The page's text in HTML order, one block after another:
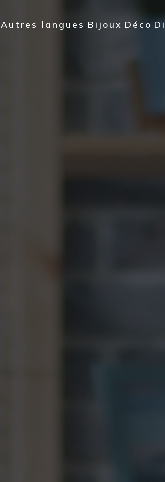
Autres langues Bijoux Déco